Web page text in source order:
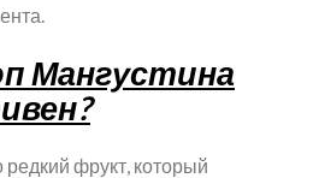
Мангустина
редкий фрукт, который